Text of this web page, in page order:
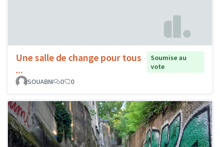
Une salle de change pour tous
...
Soumise au
vote
SOUABNI
0 0